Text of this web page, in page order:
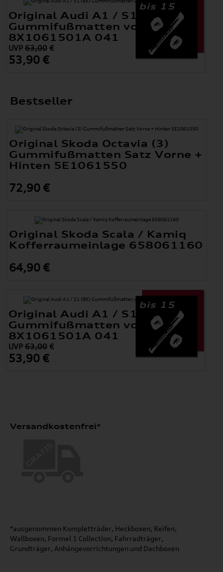
bis 15
Original Audi A1 / S1 (8X)
Gummifußmatten vorne
8X1061501A 041
UVP 63,00€
53,90 €
Bestseller
Original Skoda Octavia (3)
Gummifußmatten Satz Vorne +
Hinten 5E1061550
72,90 €
Original Skoda Scala / Kamiq
Kofferraumeinlage 658061160
64,90 €
bis 15
Original Audi A1 / S1 (8X)
Gummifußmatten vorne
8X1061501A 041
UVP 63,00€
53,90 €
Versandkostenfrei*
*ausgenommen Kompletträder, Heckboxen, Reifen,
Wallboxen, Formel 1 Collection, Fahrradträger,
Grundträger, Anhängevorrichtungen und Dachboxen